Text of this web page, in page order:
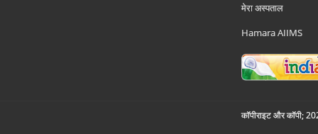
मेरा अस्पताल
Hamara AIIMS
कॉपीराइट और कॉपी;